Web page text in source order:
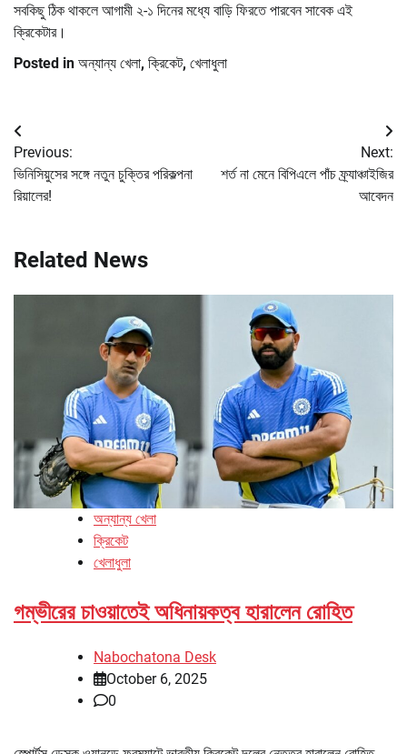
সবকিছু ঠিক থাকলে আগামী ২-১ দিনের মধ্যে বাড়ি ফিরতে পারবেন সাবেক এই
ক্রিকেটার।
Posted in অন্যান্য খেলা, ক্রিকেট, খেলাধুলা
Post
navigation
Previous:
ভিনিসিয়ুসের সঙ্গে নতুন চুক্তির পরিকল্পনা
রিয়ালের!
Next:
শর্ত না মেনে বিপিএলে পাঁচ ফ্র্যাঞ্চাইজির
আবেদন
Related News
অন্যান্য খেলা
ক্রিকেট
খেলাধুলা
গম্ভীরের চাওয়াতেই অধিনায়কত্ব হারালেন রোহিত
Nabochatona Desk
October 6, 2025
0